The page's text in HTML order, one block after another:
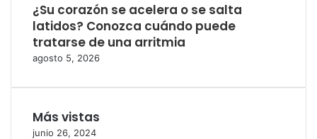
¿Su corazón se acelera o se salta
latidos? Conozca cuándo puede
tratarse de una arritmia
agosto 5, 2026
Más vistas
junio 26, 2024